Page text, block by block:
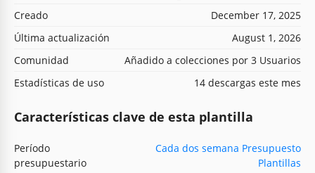
Creado
December 17, 2025
Última actualización
August 1, 2026
Comunidad
Añadido a colecciones por 3 Usuarios
Estadísticas de uso
14 descargas este mes
Características clave de esta plantilla
Período
presupuestario
Cada dos semana Presupuesto
Plantillas